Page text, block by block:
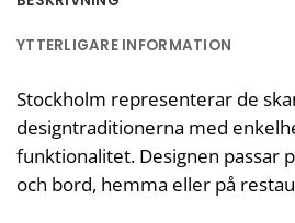
YTTERLIGARE INFORMATION
Stockholm representerar de
designtraditionerna med
funktionalitet. Designen passar
och bord, hemma eller på